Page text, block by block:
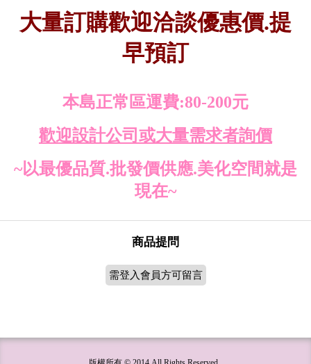
大量訂購歡迎洽談優惠價.提
早預訂
本島正常區運費:80-200元
歡迎設計公司或大量需求者詢價
~以最優品質.批發價供應.美化空間就是
現在~
商品提問
需登入會員方可留言